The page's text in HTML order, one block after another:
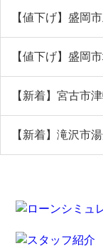
【値下げ】盛岡
【値下げ】盛岡
【新着】宮古市
【新着】滝沢市